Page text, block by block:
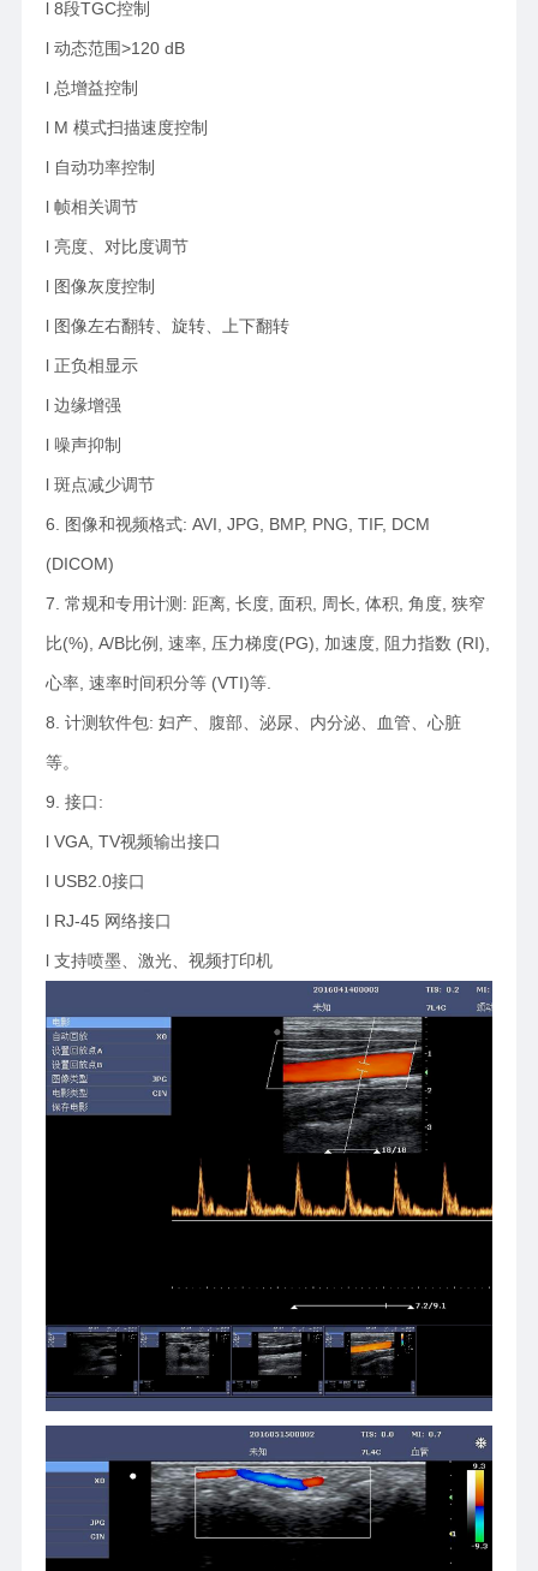
l 8段TGC控制
l 动态范围>120 dB
l 总增益控制
l M 模式扫描速度控制
l 自动功率控制
l 帧相关调节
l 亮度、对比度调节
l 图像灰度控制
l 图像左右翻转、旋转、上下翻转
l 正负相显示
l 边缘增强
l 噪声抑制
l 斑点减少调节
6. 图像和视频格式: AVI, JPG, BMP, PNG, TIF, DCM
(DICOM)
7. 常规和专用计测: 距离, 长度, 面积, 周长, 体积, 角度, 狭窄
比(%), A/B比例, 速率, 压力梯度(PG), 加速度, 阻力指数 (RI),
心率, 速率时间积分等 (VTI)等.
8. 计测软件包: 妇产、腹部、泌尿、内分泌、血管、心脏
等。
9. 接口:
l VGA, TV视频输出接口
l USB2.0接口
l RJ-45 网络接口
l 支持喷墨、激光、视频打印机